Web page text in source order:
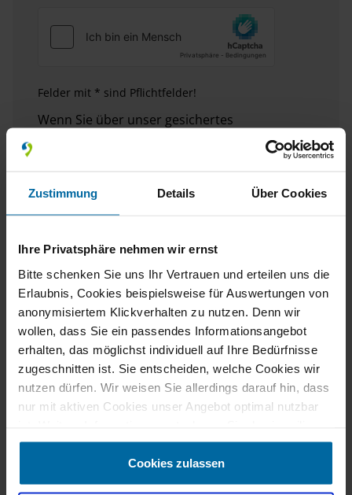
Zustimmung Details Über Cookies
Ihre Privatsphäre nehmen wir ernst
Bitte schenken Sie uns Ihr Vertrauen und erteilen uns die
Erlaubnis, Cookies beispielsweise für Auswertungen von
anonymisiertem Klickverhalten zu nutzen. Denn wir
wollen, dass Sie ein passendes Informationsangebot
erhalten, das möglichst individuell auf Ihre Bedürfnisse
zugeschnitten ist. Sie entscheiden, welche Cookies wir
nutzen dürfen. Wir weisen Sie allerdings darauf hin, dass
nur mit aktiven Cookies unser Angebot optimal nutzbar
Erläuterungen und unserer Datenschutzerklärung.
Cookies zulassen
Felder mit * sind Pflichtfelder!
Wenn Sie über unser gesichertes
Kontaktformular (SSL-Standard) mit uns in
Kontaktdaten zur Bearbeitung der Anfrage im
E-Mail-Postfach gespeichert. Diese Daten
so lange gespeichert, wie sie zur Bearbeitung
der Anfrage benötigt werden. Weitere
Informationen entnehmen Sie bitte unserem
Datenschutzhinweis.
Absenden
Unsere Auszeichnungen